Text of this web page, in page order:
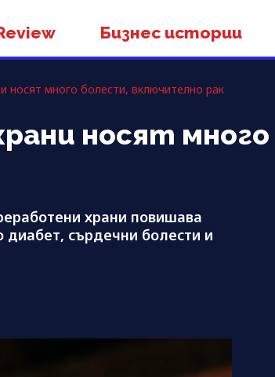
Бизнес истории
носят много болести, включително рак
носят
храни повишава
диабет, сърдечни болести и